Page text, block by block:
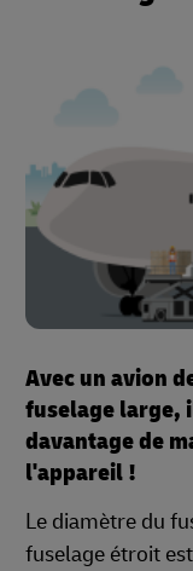
Avec un avion
fuselage large,
davantage de
l'appareil !
Le diamètre du
fuselage étroit